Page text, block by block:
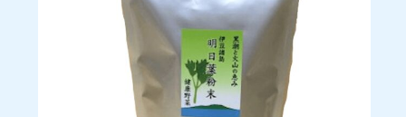
□お客様都合による返品返金・交換(商品発送後)
発送後の商品について、お客様都合による返品返金・交換は行
っておりません。 あらかじめご了承ください。
初期不良など商品に不具合があった場合は下記をご覧くださ